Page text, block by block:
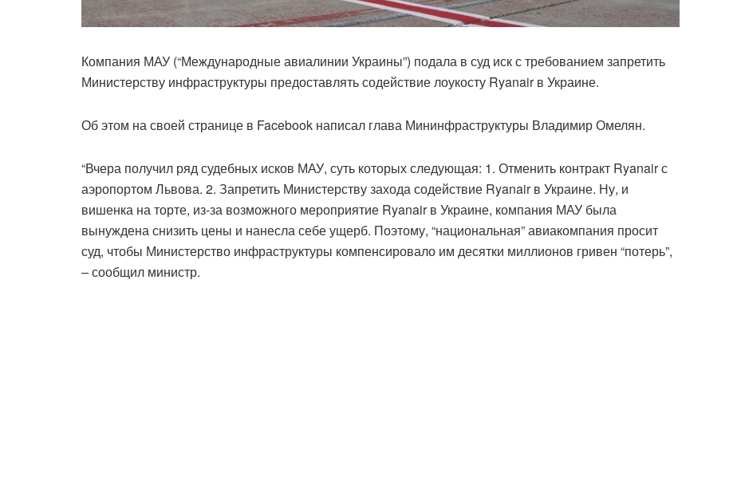
Компания МАУ (“Международные авиалинии Украины”) подала в суд иск с требованием запретить
Министерству инфраструктуры предоставлять содействие лоукосту Ryanair в Украине.
Об этом на своей странице в Facebook написал глава Мининфраструктуры Владимир Омелян.
“Вчера получил ряд судебных исков МАУ, суть которых следующая: 1. Отменить контракт Ryanair с
аэропортом Львова. 2. Запретить Министерству захода содействие Ryanair в Украине. Ну, и
вишенка на торте, из-за возможного мероприятие Ryanair в Украине, компания МАУ была
вынуждена снизить цены и нанесла себе ущерб. Поэтому, “национальная” авиакомпания просит
суд, чтобы Министерство инфраструктуры компенсировало им десятки миллионов гривен “потерь”,
– сообщил министр.